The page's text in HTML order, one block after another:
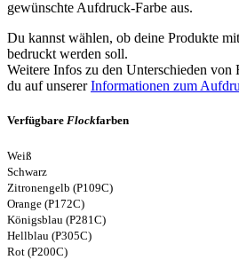
gewünschte Aufdruck-Farbe aus.
Du kannst wählen, ob deine Produkte
bedruckt werden soll.
Weitere Infos zu den Unterschieden
du auf unsererInformationen zum
Verfügbare Flockfarben
Weiß
Schwarz
Zitronengelb (P109C)
Orange (P172C)
Königsblau (P281C)
Hellblau (P305C)
Rot (P200C)